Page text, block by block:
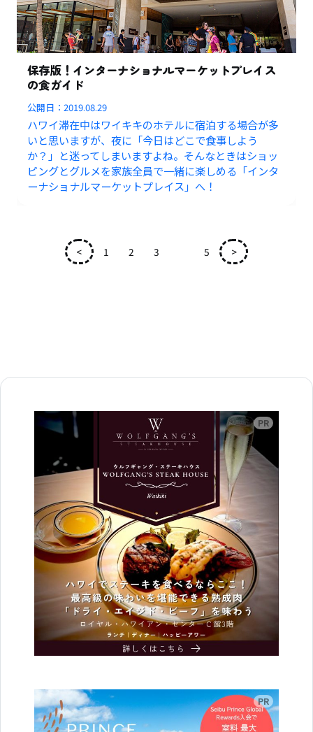
保存版！インターナショナルマーケットプレイス
の食ガイド
公開日：2019.08.29
ハワイ滞在中はワイキキのホテルに宿泊する場合が多
いと思いますが、夜に「今日はどこで食事しよう
か？」と迷ってしまいますよね。そんなときはショッ
ピングとグルメを家族全員で一緒に楽しめる「インタ
ーナショナルマーケットプレイス」へ！
< 1 2 3 5 >
広告
広告